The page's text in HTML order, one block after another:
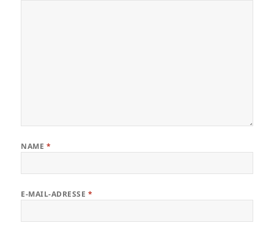
NAME *
E-MAIL-ADRESSE *